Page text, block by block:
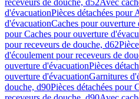
receveurs de douche, d52Avec
d'évacuationPièces détachées pour
d'évacuationCaches pour ouverture
pour Caches pour ouverture
pour receveurs de douche, d62
d'écoulement pour receveurs de
ouverture d'évacuationPièces
ouverture d'évacuationGarnitures
douche, d90Pièces détachées pour